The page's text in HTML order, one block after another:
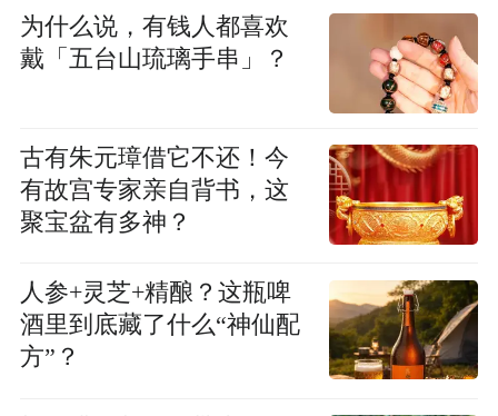
为什么说，有钱人都喜欢
戴「五台山琉璃手串」？
古有朱元璋借它不还！今
有故宫专家亲自背书，这
聚宝盆有多神？
人参+灵芝+精酿？这瓶啤
酒里到底藏了什么“神仙配
方”？